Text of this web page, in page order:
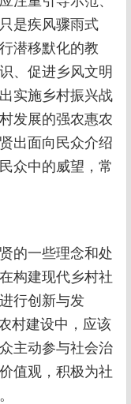
是疾风骤雨式
潜移默化的教
、促进乡风文明
实施乡村振兴战
发展的强农惠农
出面向民众介绍
众中的威望，常
的一些理念和处
构建现代乡村社
行创新与发
村建设中，应该
主动参与社会治
值观，积极为社